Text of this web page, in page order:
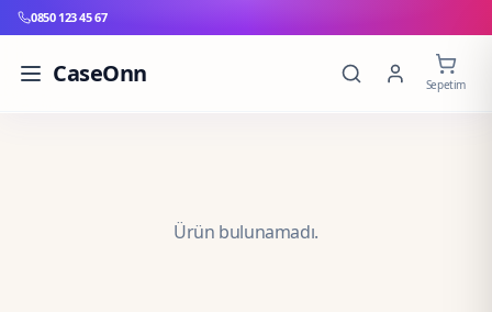
0850 123 45 67
CaseOnn Sepetim
Ürün bulunamadı.